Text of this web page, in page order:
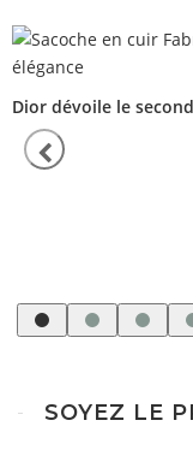
Dior dévoile le
SOYEZ LE